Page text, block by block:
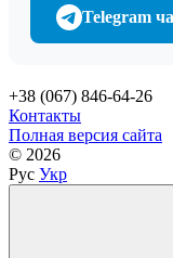
Telegram
+38 (067) 846-64-26
Контакты
Полная версия сайта
© 2026
Рус Укр